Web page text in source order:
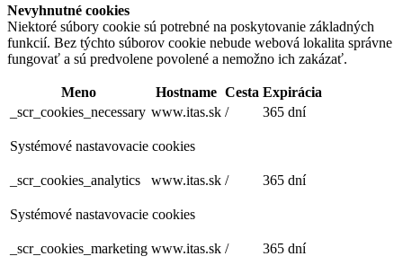
Nevyhnutné cookies
Niektoré súbory cookie sú potrebné na poskytovanie základných
funkcií. Bez týchto súborov cookie nebude webová lokalita správne
fungovať a sú predvolene povolené a nemožno ich zakázať.
Meno Hostname Cesta Expirácia
_scr_cookies_necessary www.itas.sk / 365 dní
Systémové nastavovacie cookies
_scr_cookies_analytics www.itas.sk / 365 dní
Systémové nastavovacie cookies
_scr_cookies_marketing www.itas.sk / 365 dní